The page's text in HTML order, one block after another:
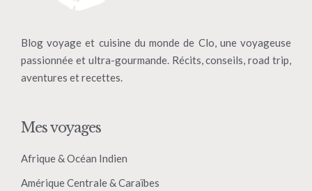
Blog voyage et cuisine du monde de Clo, une voyageuse
passionnée et ultra-gourmande. Récits, conseils, road trip,
aventures et recettes.
Mes voyages
Afrique & Océan Indien
Amérique Centrale & Caraïbes